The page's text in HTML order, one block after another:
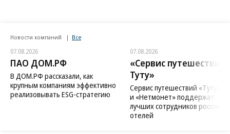
Новости компаний Все
07.08.2026
ПАО ДОМ.РФ
В ДОМ.РФ рассказали, как
крупным компаниям эффективно
реализовывать ESG-стратегию
07.08.2026
«Сервис путешествий
Туту»
Сервис путешествий «Туту»
и «Нетмонет» поддержат
лучших сотрудников
отелей